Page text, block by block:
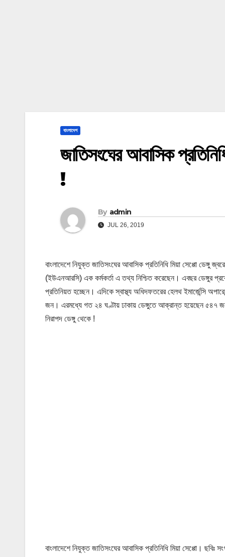
বাংলাদেশ
জাতিসংঘের আবাসিক
!
By admin
JUL 26, 2019
বাংলাদেশে নিযুক্ত জাতিসংঘের আবাসিক প্রতিনিধি মিয়া সেপ্পো ডেঙ্গু
(ইউএনআরসি) এক কর্মকর্তা এ তথ্য নিশ্চিত করেছেন। এবছর ডেঙ্গুর
প্রতিনিয়ত হচ্ছেন। এদিকে স্বাস্থ্য অধিদফতরের হেলথ ইমার্জেন্সি
জন। এরমধ্যে গত ২৪ ঘণ্টায় ঢাকায় ডেঙ্গুতে আক্রান্ত হয়েছেন ৫৪৭
নিরাপদ ডেঙ্গু থেকে !
বাংলাদেশে নিযুক্ত জাতিসংঘের আবাসিক প্রতিনিধি মিয়া সেপ্পো। ছবিঃ